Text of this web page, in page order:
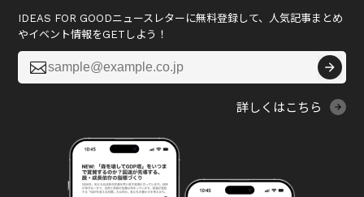
IDEAS FOR GOODニュースレターに無料登録して、人気記事まとめ
やイベント情報をGETしよう！

詳しくはこちら